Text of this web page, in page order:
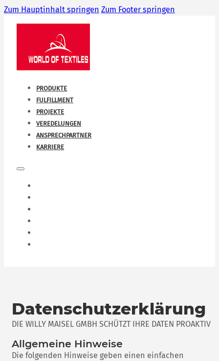
Zum Hauptinhalt springen Zum Footer springen
PRODUKTE
FULFILLMENT
PROJEKTE
VEREDELUNGEN
ANSPRECHPARTNER
KARRIERE
Datenschutzerklärung
DIE WILLY MAISEL GMBH SCHÜTZT IHRE DATEN PROAKTIV
Allgemeine Hinweise
Die folgenden Hinweise geben einen einfachen